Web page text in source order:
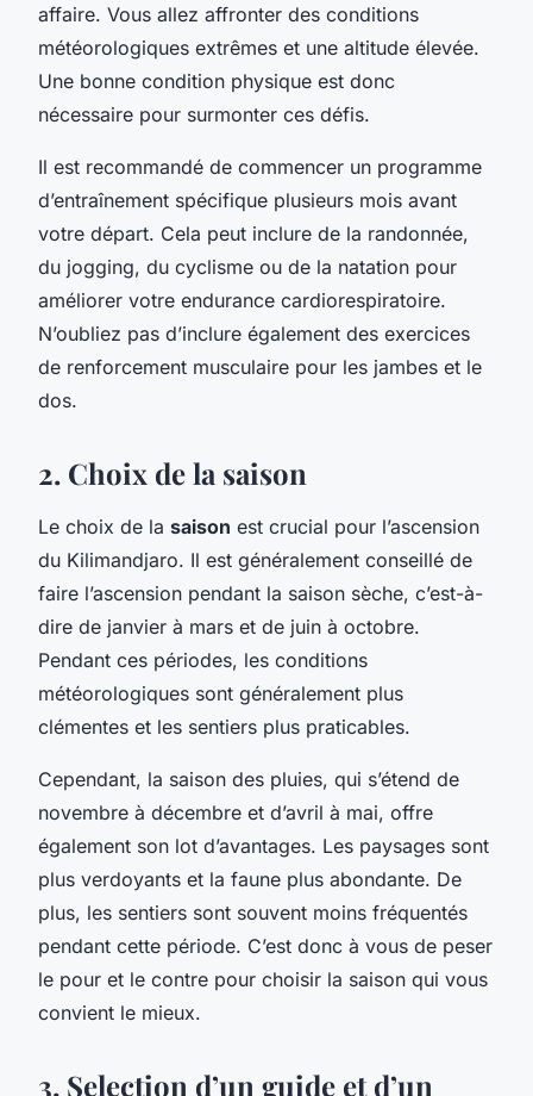
affaire. Vous allez affronter des conditions
météorologiques extrêmes et une altitude élevée.
Une bonne condition physique est donc
nécessaire pour surmonter ces défis.
Il est recommandé de commencer un programme
d’entraînement spécifique plusieurs mois avant
votre départ. Cela peut inclure de la randonnée,
du jogging, du cyclisme ou de la natation pour
améliorer votre endurance cardiorespiratoire.
N’oubliez pas d’inclure également des exercices
de renforcement musculaire pour les jambes et le
dos.
2. Choix de la saison
Le choix de la saison est crucial pour l’ascension
du Kilimandjaro. Il est généralement conseillé de
faire l’ascension pendant la saison sèche, c’est-à-
dire de janvier à mars et de juin à octobre.
Pendant ces périodes, les conditions
météorologiques sont généralement plus
clémentes et les sentiers plus praticables.
Cependant, la saison des pluies, qui s’étend de
novembre à décembre et d’avril à mai, offre
également son lot d’avantages. Les paysages sont
plus verdoyants et la faune plus abondante. De
plus, les sentiers sont souvent moins fréquentés
pendant cette période. C’est donc à vous de peser
le pour et le contre pour choisir la saison qui vous
convient le mieux.
3. Selection d’un guide et d’un